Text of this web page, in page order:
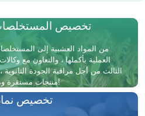
تخصيص
من المواد العشبية إلى
العملية بأكملها ، والتعاون مع
الثالث من أجل مراقبة الجودة
منتجات مستقرة وموثوقة لعملائنا!
تخصيص